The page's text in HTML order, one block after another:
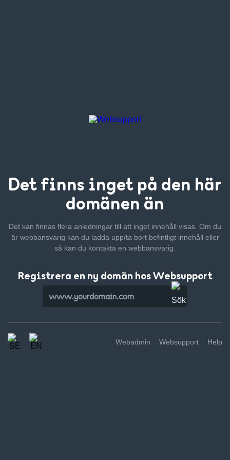
Det finns inget på den här
domänen än
Det kan finnas flera anledningar till att inget innehåll visas. Om du
är webbansvarig kan du ladda upp/ta bort befintligt innehåll eller
så kan du kontakta en webbansvarig.
Registrera en ny domän hos Websupport
Webadmin Websupport Help